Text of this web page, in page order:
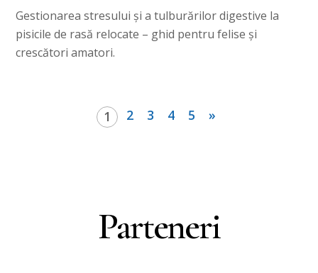
Gestionarea stresului și a tulburărilor digestive la
pisicile de rasă relocate – ghid pentru felise și
crescători amatori.
1 2 3 4 5 »
Parteneri